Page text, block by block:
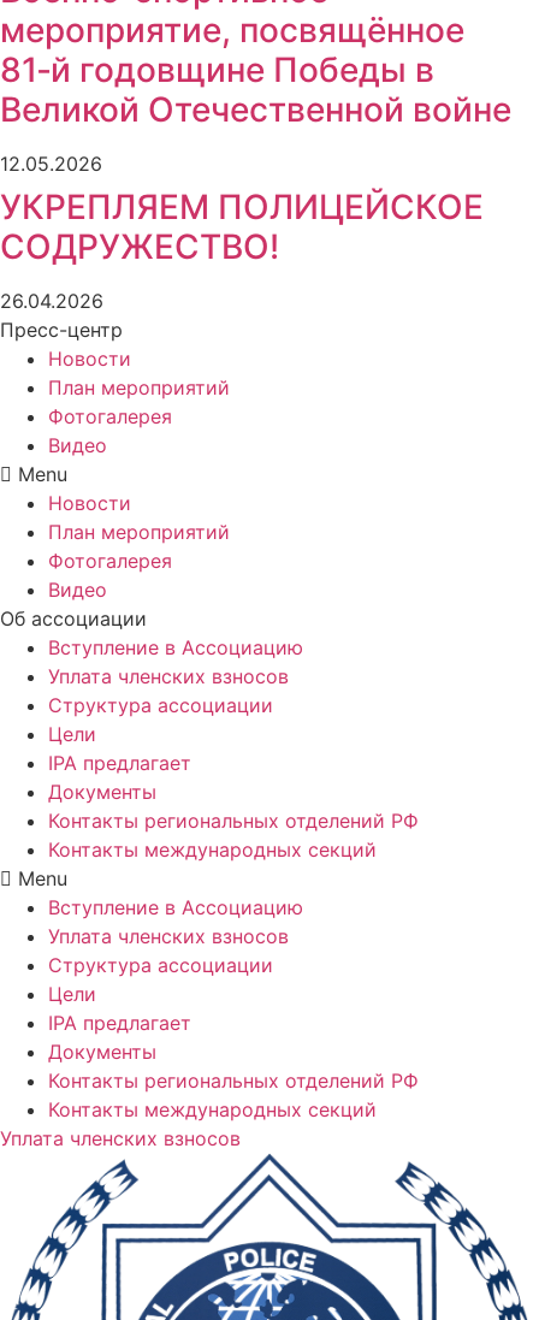
мероприятие, посвящённое
81‑й годовщине Победы в
Великой Отечественной войне
12.05.2026
УКРЕПЛЯЕМ ПОЛИЦЕЙСКОЕ
СОДРУЖЕСТВО!
26.04.2026
Пресс-центр
Новости
План мероприятий
Фотогалерея
Видео
Menu
Новости
План мероприятий
Фотогалерея
Видео
Об ассоциации
Вступление в Ассоциацию
Уплата членских взносов
Структура ассоциации
Цели
IPA предлагает
Документы
Контакты региональных отделений РФ
Контакты международных секций
Menu
Вступление в Ассоциацию
Уплата членских взносов
Структура ассоциации
Цели
IPA предлагает
Документы
Контакты региональных отделений РФ
Контакты международных секций
Уплата членских взносов